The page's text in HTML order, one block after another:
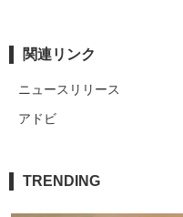
関連リンク
ニュースリリース
アドビ
TRENDING